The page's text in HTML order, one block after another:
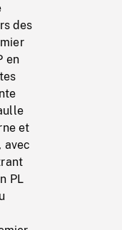
des
en
et
avec
PL